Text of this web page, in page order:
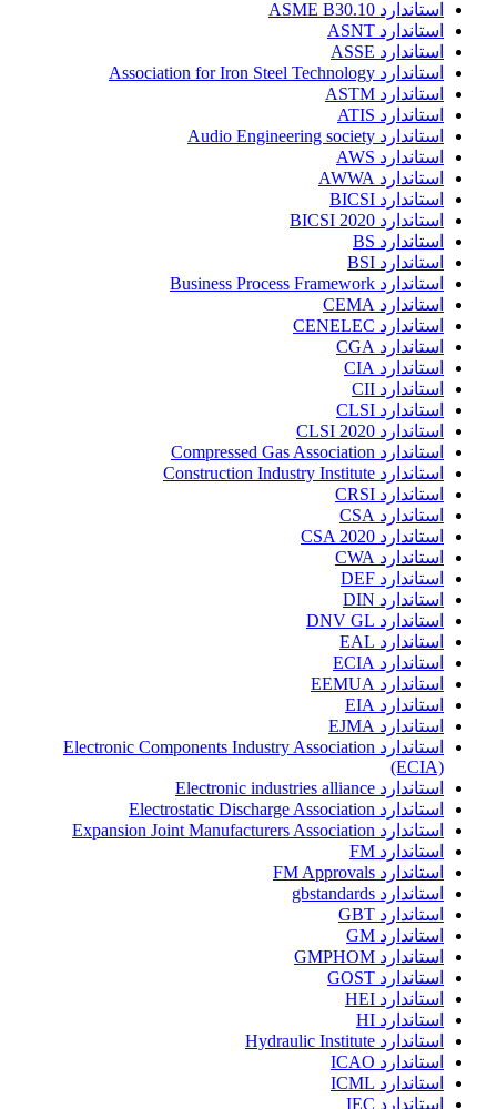
استاندارد ASME B30.10
استاندارد ASNT
استاندارد ASSE
استاندارد Association for Iron Steel Technology
استاندارد ASTM
استاندارد ATIS
استاندارد Audio Engineering society
استاندارد AWS
استاندارد AWWA
استاندارد BICSI
استاندارد BICSI 2020
استاندارد BS
استاندارد BSI
استاندارد Business Process Framework
استاندارد CEMA
استاندارد CENELEC
استاندارد CGA
استاندارد CIA
استاندارد CII
استاندارد CLSI
استاندارد CLSI 2020
استاندارد Compressed Gas Association
استاندارد Construction Industry Institute
استاندارد CRSI
استاندارد CSA
استاندارد CSA 2020
استاندارد CWA
استاندارد DEF
استاندارد DIN
استاندارد DNV GL
استاندارد EAL
استاندارد ECIA
استاندارد EEMUA
استاندارد EIA
استاندارد EJMA
استاندارد Electronic Components Industry Association
(ECIA)
استاندارد Electronic industries alliance
استاندارد Electrostatic Discharge Association
استاندارد Expansion Joint Manufacturers Association
استاندارد FM
استاندارد FM Approvals
استاندارد gbstandards
استاندارد GBT
استاندارد GM
استاندارد GMPHOM
استاندارد GOST
استاندارد HEI
استاندارد HI
استاندارد Hydraulic Institute
استاندارد ICAO
استاندارد ICML
استاندارد IEC